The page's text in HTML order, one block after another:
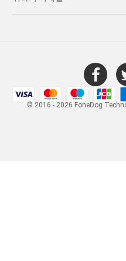
© 2016 - 2026 FoneDog